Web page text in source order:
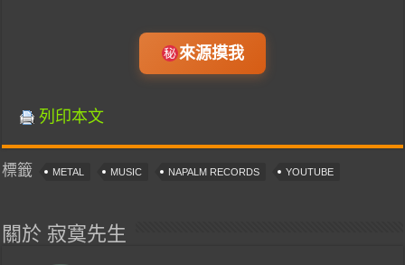
來源摸我
列印本文
標籤 METAL MUSIC NAPALM RECORDS YOUTUBE
關於 寂寞先生